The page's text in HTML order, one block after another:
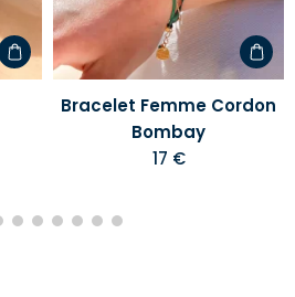
d'envies
Bracelet Femme Cordon
Bombay
17 €